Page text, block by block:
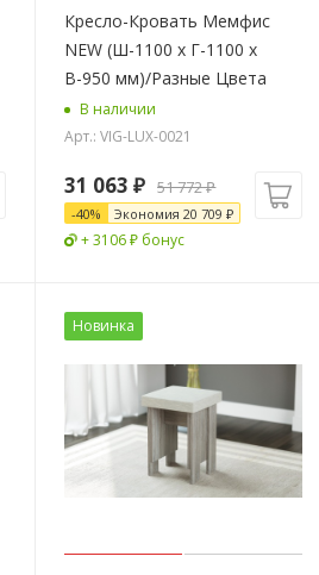
Кресло-Кровать Мемфис
NEW (Ш-1100 х Г-1100 х
В-950 мм)/Разные Цвета
В наличии
Арт.: VIG-LUX-0021
31 063 ₽ 51 772₽
-40% Экономия 20 709 ₽
+ 3106 ₽ бонус
Новинка